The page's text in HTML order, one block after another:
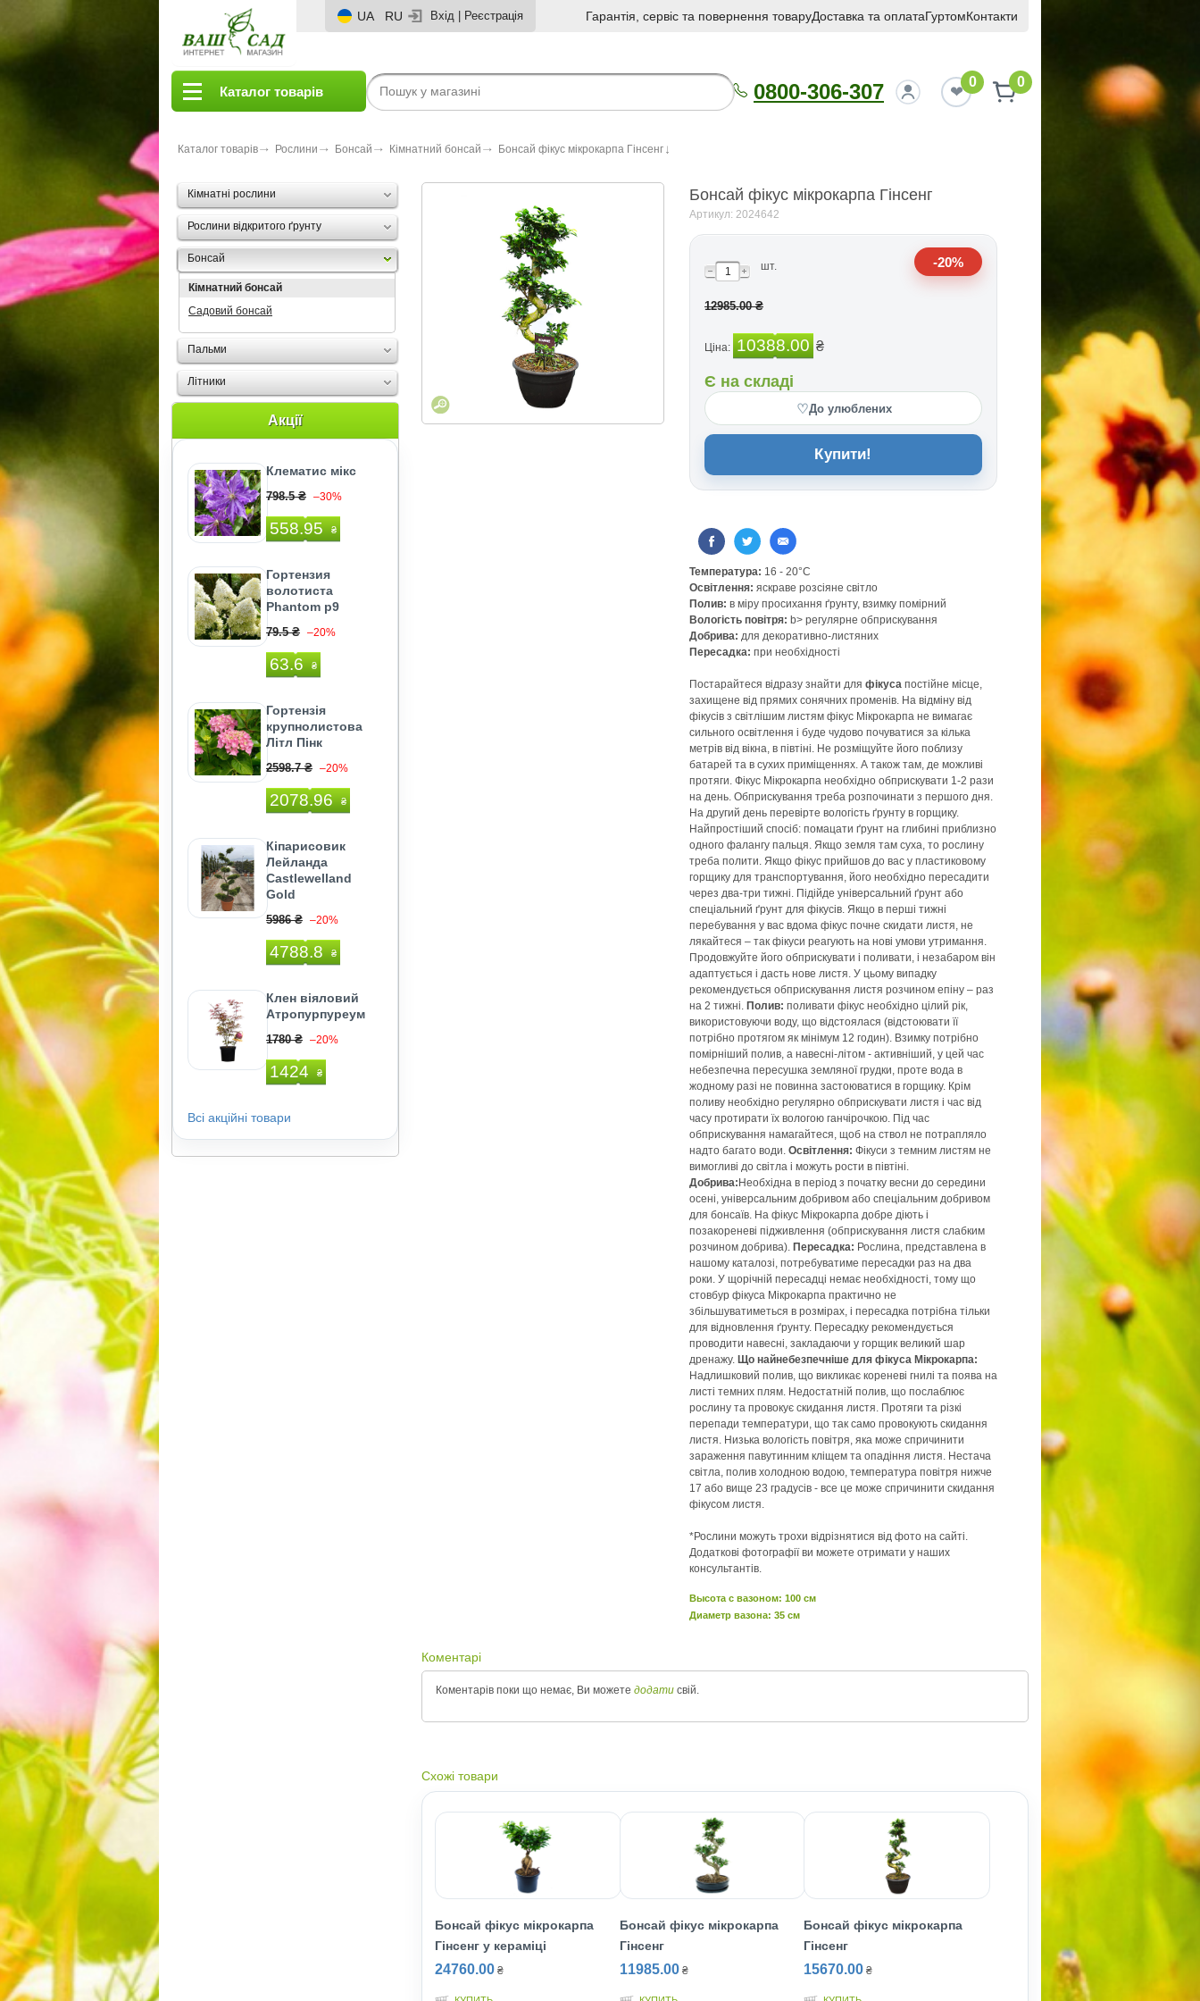
UA RU Вхід Реєстрація Гарантія, сервіс та повернення товаруДоставка та оплатаГуртомКонтакти
Каталог товарів 0800-306-307 0 0
Каталог товарів Рослини Бонсай Кімнатний бонсай Бонсай фікус мікрокарпа Гінсенг
Кімнатні рослини
Рослини відкритого ґрунту
Бонсай
Кімнатний бонсай
Садовий бонсай
Пальми
Літники
Акції
Клематис мікс
798.5 ₴ –30%
558.95 ₴
Гортензия
волотиста
Phantom р9
79.5 ₴ –20%
63.6 ₴
Гортензія
крупнолистова
Літл Пінк
2598.7 ₴ –20%
2078.96 ₴
Кіпарисовик
Лейланда
Castlewelland
Gold
5986 ₴ –20%
4788.8 ₴
Клен віяловий
Атропурпуреум
1780 ₴ –20%
1424 ₴
Всі акційні товари
Бонсай фікус мікрокарпа Гінсенг
Артикул: 2024642
-20%
шт.
12985.00 ₴
Ціна: 10388.00 ₴
Є на складі
♡До улюблених
Купити!
Температура: 16 - 20°C
Освітлення: яскраве розсіяне світло
Полив: в міру просихання ґрунту, взимку помірний
Вологість повітря: b> регулярне обприскування
Добрива: для декоративно-листяних
Пересадка: при необхідності
Постарайтеся відразу знайти для фікуса постійне місце,
захищене від прямих сонячних променів. На відміну від
фікусів з світлішим листям фікус Мікрокарпа не вимагає
сильного освітлення і буде чудово почуватися за кілька
метрів від вікна, в півтіні. Не розміщуйте його поблизу
батарей та в сухих приміщеннях. А також там, де можливі
протяги. Фікус Мікрокарпа необхідно обприскувати 1-2 рази
на день. Обприскування треба розпочинати з першого дня.
На другий день перевірте вологість ґрунту в горщику.
Найпростіший спосіб: помацати ґрунт на глибині приблизно
одного фалангу пальця. Якщо земля там суха, то рослину
треба полити. Якщо фікус прийшов до вас у пластиковому
горщику для транспортування, його необхідно пересадити
через два-три тижні. Підійде універсальний ґрунт або
спеціальний ґрунт для фікусів. Якщо в перші тижні
перебування у вас вдома фікус почне скидати листя, не
лякайтеся – так фікуси реагують на нові умови утримання.
Продовжуйте його обприскувати і поливати, і незабаром він
адаптується і дасть нове листя. У цьому випадку
рекомендується обприскування листя розчином епіну – раз
на 2 тижні. Полив: поливати фікус необхідно цілий рік,
використовуючи воду, що відстоялася (відстоювати її
потрібно протягом як мінімум 12 годин). Взимку потрібно
помірніший полив, а навесні-літом - активніший, у цей час
небезпечна пересушка земляної грудки, проте вода в
жодному разі не повинна застоюватися в горщику. Крім
поливу необхідно регулярно обприскувати листя і час від
часу протирати їх вологою ганчірочкою. Під час
обприскування намагайтеся, щоб на ствол не потрапляло
надто багато води. Освітлення: Фікуси з темним листям не
вимогливі до світла і можуть рости в півтіні.
Добрива: Необхідна в період з початку весни до середини
осені, універсальним добривом або спеціальним добривом
для бонсаїв. На фікус Мікрокарпа добре діють і
позакореневі підживлення (обприскування листя слабким
розчином добрива). Пересадка: Рослина, представлена в
нашому каталозі, потребуватиме пересадки раз на два
роки. У щорічній пересадці немає необхідності, тому що
стовбур фікуса Мікрокарпа практично не
збільшуватиметься в розмірах, і пересадка потрібна тільки
для відновлення ґрунту. Пересадку рекомендується
проводити навесні, закладаючи у горщик великий шар
дренажу. Що найнебезпечніше для фікуса Мікрокарпа:
Надлишковий полив, що викликає кореневі гнилі та поява на
листі темних плям. Недостатній полив, що послаблює
рослину та провокує скидання листя. Протяги та різкі
перепади температури, що так само провокують скидання
листя. Низька вологість повітря, яка може спричинити
зараження павутинним кліщем та опадіння листя. Нестача
світла, полив холодною водою, температура повітря нижче
17 або вище 23 градусів - все це може спричинити скидання
фікусом листя.
*Рослини можуть трохи відрізнятися від фото на сайті.
Додаткові фотографії ви можете отримати у наших
консультантів.
Высота c вазоном: 100 см
Диаметр вазона: 35 см
Коментарі
Коментарів поки що немає, Ви можете додати свій.
Схожі товари
Бонсай фікус мікрокарпа
Гінсенг у кераміці
24760.00 ₴
Бонсай фікус мікрокарпа
Гінсенг
11985.00 ₴
Бонсай фікус мікрокарпа
Гінсенг
15670.00 ₴